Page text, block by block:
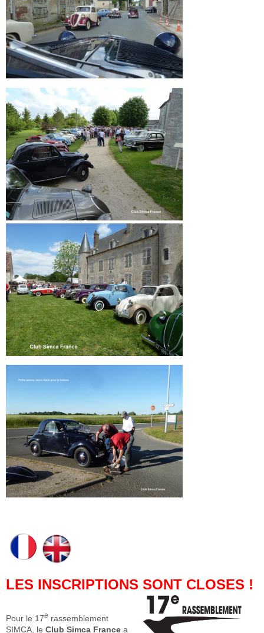
LES INSCRIPTIONS SONT CLOSES !
Pour le 17e rassemblement
SIMCA, le Club Simca France a